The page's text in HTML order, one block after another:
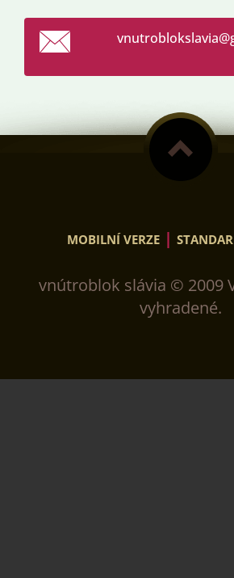
MOBILNÍ VERZE |
vnútroblok slávia © 2009
vyhradené.